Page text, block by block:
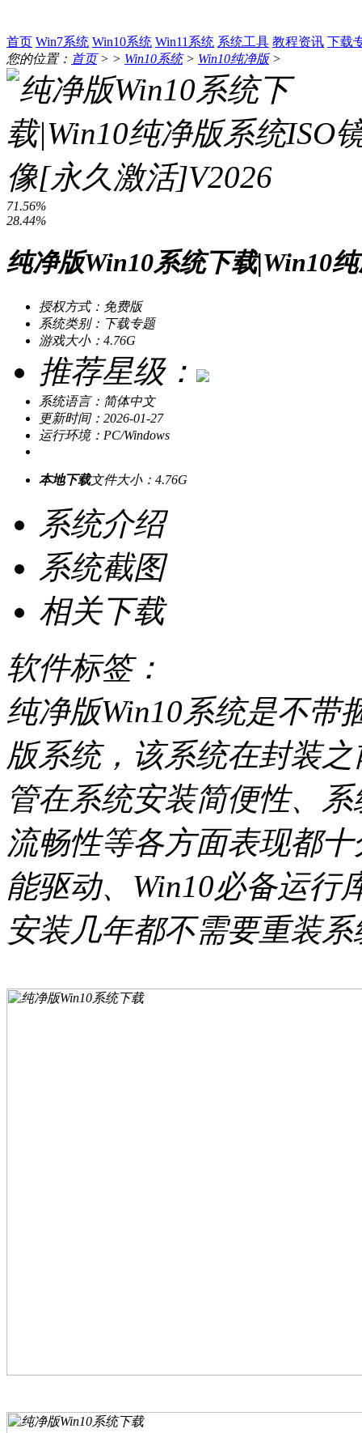
首页 Win7系统 Win10系统 Win11系统 系统工具 教程资讯 下载
您的位置： 首页> > Win10系统> Win10纯净版>
71.56%
28.44%
纯净版Win10系统下载|Win10
授权方式：免费版
系统类别：下载专题
游戏大小：4.76G
推荐星级：
系统语言：简体中文
更新时间：2026-01-27
运行环境：PC/Windows
本地下载文件大小：4.76G
系统介绍
系统截图
相关下载
软件标签：
纯净版Win10系统是不带
版系统，该系统在封装
管在系统安装简便性、
流畅性等各方面表现都
能驱动、Win10必备运行
安装几年都不需要重装